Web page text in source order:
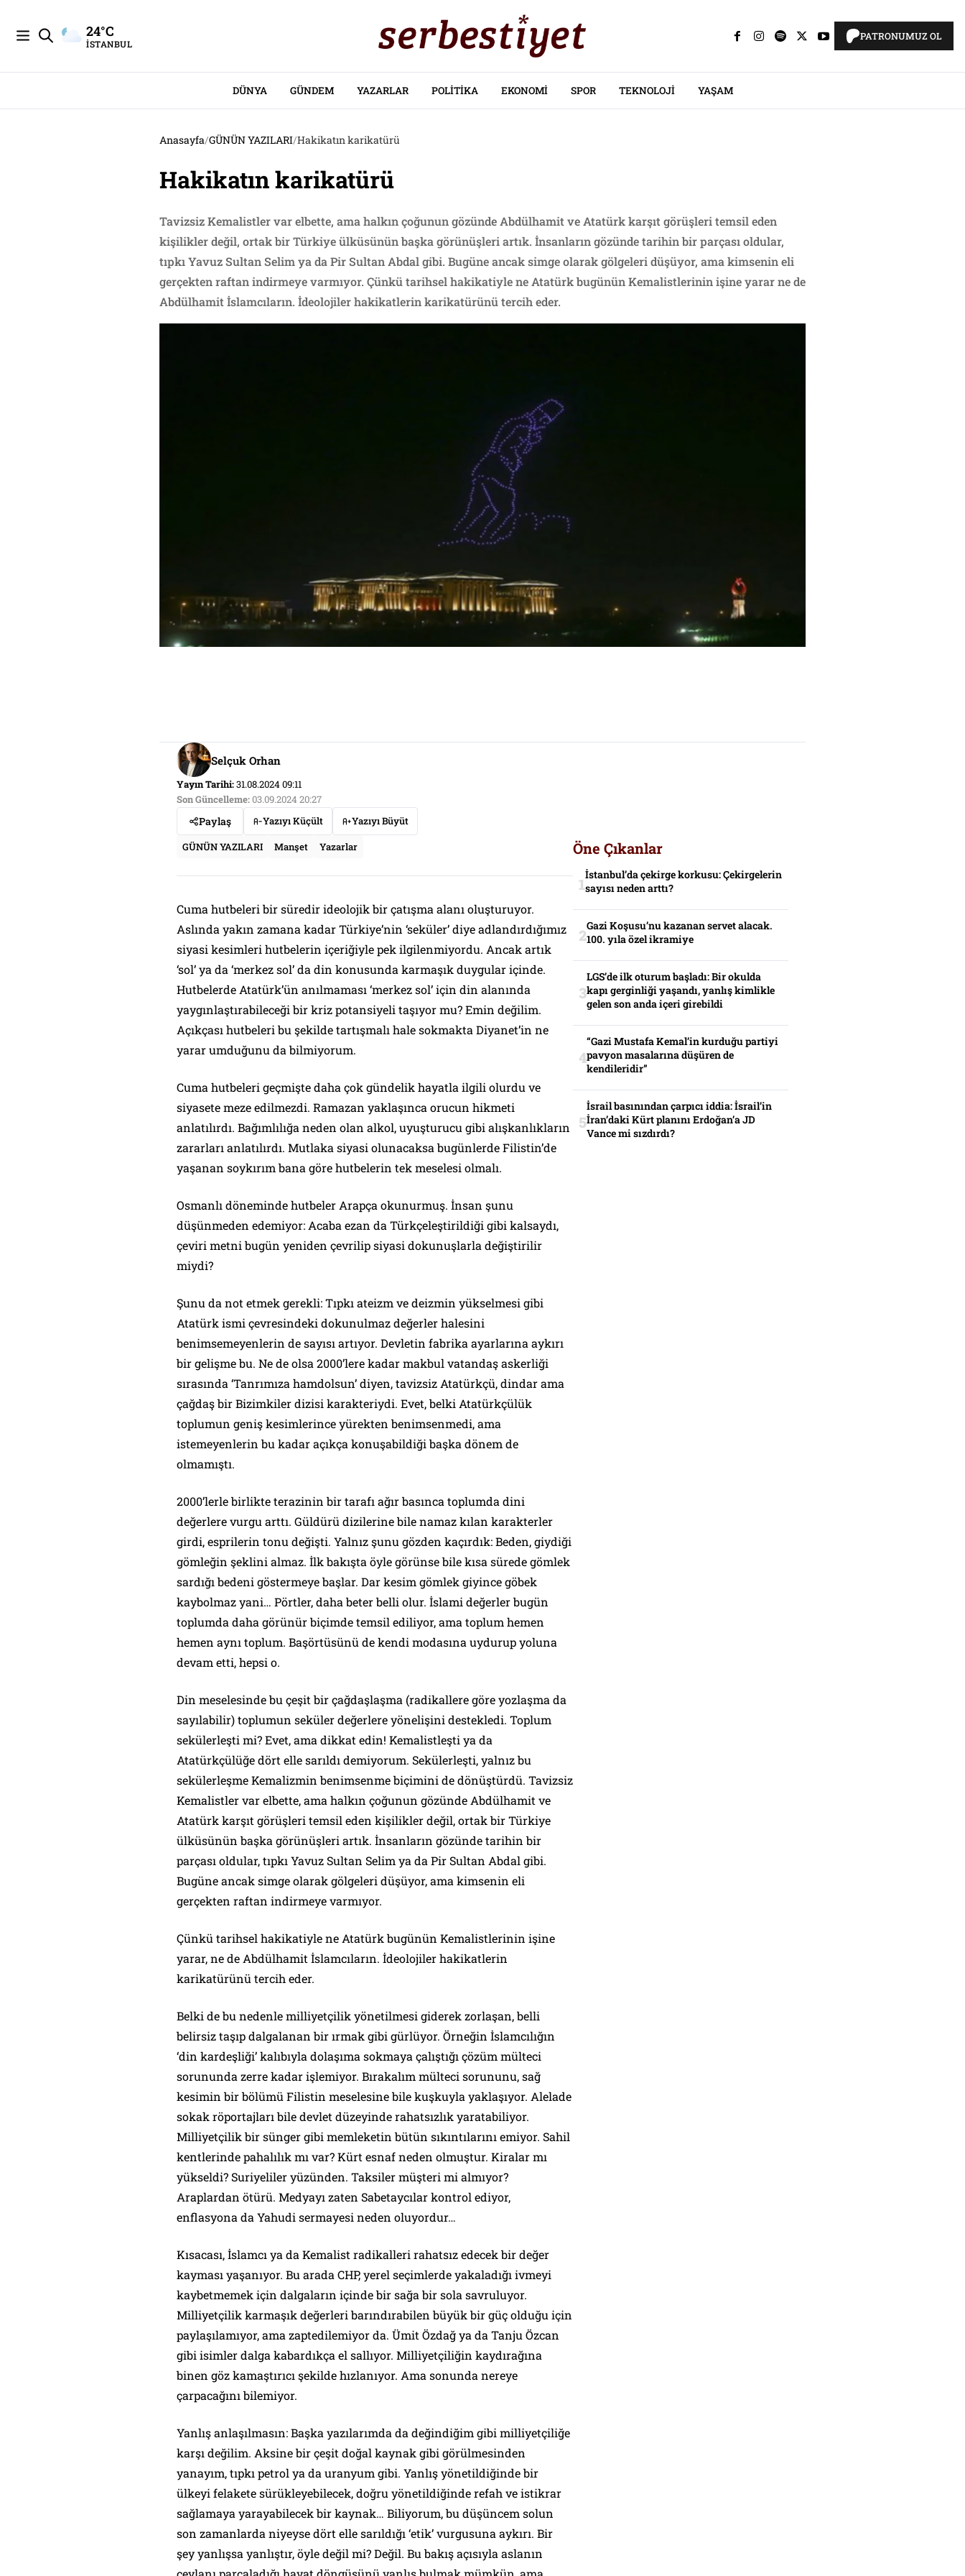
24°C
İSTANBUL
PATRONUMUZ OL
DÜNYA GÜNDEM YAZARLAR POLITIKA EKONOMI SPOR TEKNOLOJI YAŞAM
Anasayfa/GÜNÜN YAZILARI/Hakikatın karikatürü
Hakikatın karikatürü
Tavizsiz Kemalistler var elbette, ama halkın çoğunun gözünde Abdülhamit ve Atatürk karşıt görüşleri temsil eden
kişilikler değil, ortak bir Türkiye ülküsünün başka görünüşleri artık. İnsanların gözünde tarihin bir parçası oldular,
tıpkı Yavuz Sultan Selim ya da Pir Sultan Abdal gibi. Bugüne ancak simge olarak gölgeleri düşüyor, ama kimsenin eli
gerçekten raftan indirmeye varmıyor. Çünkü tarihsel hakikatiyle ne Atatürk bugünün Kemalistlerinin işine yarar ne de
Abdülhamit İslamcıların. İdeolojiler hakikatlerin karikatürünü tercih eder.
Selçuk Orhan
Yayın Tarihi:31.08.2024 09:11
Son Güncelleme:03.09.2024 20:27
Paylaş Yazıyı Küçült
Yazıyı Büyüt
GÜNÜN YAZILARI
Manşet Yazarlar
Cuma hutbeleri bir süredir ideolojik bir çatışma alanı oluşturuyor.
Aslında yakın zamana kadar Türkiye’nin ‘seküler’ diye adlandırdığımız
siyasi kesimleri hutbelerin içeriğiyle pek ilgilenmiyordu. Ancak artık
‘sol’ ya da ‘merkez sol’ da din konusunda karmaşık duygular içinde.
Hutbelerde Atatürk’ün anılmaması ‘merkez sol’ için din alanında
yaygınlaştırabileceği bir kriz potansiyeli taşıyor mu? Emin değilim.
Açıkçası hutbeleri bu şekilde tartışmalı hale sokmakta Diyanet’in ne
yarar umduğunu da bilmiyorum.
Cuma hutbeleri geçmişte daha çok gündelik hayatla ilgili olurdu ve
siyasete meze edilmezdi. Ramazan yaklaşınca orucun hikmeti
anlatılırdı. Bağımlılığa neden olan alkol, uyuşturucu gibi alışkanlıkların
zararları anlatılırdı. Mutlaka siyasi olunacaksa bugünlerde Filistin’de
yaşanan soykırım bana göre hutbelerin tek meselesi olmalı.
Osmanlı döneminde hutbeler Arapça okunurmuş. İnsan şunu
düşünmeden edemiyor: Acaba ezan da Türkçeleştirildiği gibi kalsaydı,
çeviri metni bugün yeniden çevrilip siyasi dokunuşlarla değiştirilir
miydi?
Şunu da not etmek gerekli: Tıpkı ateizm ve deizmin yükselmesi gibi
Atatürk ismi çevresindeki dokunulmaz değerler halesini
benimsemeyenlerin de sayısı artıyor. Devletin fabrika ayarlarına aykırı
bir gelişme bu. Ne de olsa 2000’lere kadar makbul vatandaş askerliği
sırasında ‘Tanrımıza hamdolsun’ diyen, tavizsiz Atatürkçü, dindar ama
çağdaş bir Bizimkiler dizisi karakteriydi. Evet, belki Atatürkçülük
toplumun geniş kesimlerince yürekten benimsenmedi, ama
istemeyenlerin bu kadar açıkça konuşabildiği başka dönem de
olmamıştı.
2000’lerle birlikte terazinin bir tarafı ağır basınca toplumda dini
değerlere vurgu arttı. Güldürü dizilerine bile namaz kılan karakterler
girdi, esprilerin tonu değişti. Yalnız şunu gözden kaçırdık: Beden, giydiği
gömleğin şeklini almaz. İlk bakışta öyle görünse bile kısa sürede gömlek
sardığı bedeni göstermeye başlar. Dar kesim gömlek giyince göbek
kaybolmaz yani… Pörtler, daha beter belli olur. İslami değerler bugün
toplumda daha görünür biçimde temsil ediliyor, ama toplum hemen
hemen aynı toplum. Başörtüsünü de kendi modasına uydurup yoluna
devam etti, hepsi o.
Din meselesinde bu çeşit bir çağdaşlaşma (radikallere göre yozlaşma da
sayılabilir) toplumun seküler değerlere yönelişini destekledi. Toplum
sekülerleşti mi? Evet, ama dikkat edin! Kemalistleşti ya da
Atatürkçülüğe dört elle sarıldı demiyorum. Sekülerleşti, yalnız bu
sekülerleşme Kemalizmin benimsenme biçimini de dönüştürdü. Tavizsiz
Kemalistler var elbette, ama halkın çoğunun gözünde Abdülhamit ve
Atatürk karşıt görüşleri temsil eden kişilikler değil, ortak bir Türkiye
ülküsünün başka görünüşleri artık. İnsanların gözünde tarihin bir
parçası oldular, tıpkı Yavuz Sultan Selim ya da Pir Sultan Abdal gibi.
Bugüne ancak simge olarak gölgeleri düşüyor, ama kimsenin eli
gerçekten raftan indirmeye varmıyor.
Çünkü tarihsel hakikatiyle ne Atatürk bugünün Kemalistlerinin işine
yarar, ne de Abdülhamit İslamcıların. İdeolojiler hakikatlerin
karikatürünü tercih eder.
Belki de bu nedenle milliyetçilik yönetilmesi giderek zorlaşan, belli
belirsiz taşıp dalgalanan bir ırmak gibi gürlüyor. Örneğin İslamcılığın
‘din kardeşliği’ kalıbıyla dolaşıma sokmaya çalıştığı çözüm mülteci
sorununda zerre kadar işlemiyor. Bırakalım mülteci sorununu, sağ
kesimin bir bölümü Filistin meselesine bile kuşkuyla yaklaşıyor. Alelade
sokak röportajları bile devlet düzeyinde rahatsızlık yaratabiliyor.
Milliyetçilik bir sünger gibi memleketin bütün sıkıntılarını emiyor. Sahil
kentlerinde pahalılık mı var? Kürt esnaf neden olmuştur. Kiralar mı
yükseldi? Suriyeliler yüzünden. Taksiler müşteri mi almıyor?
Araplardan ötürü. Medyayı zaten Sabetaycılar kontrol ediyor,
enflasyona da Yahudi sermayesi neden oluyordur…
Kısacası, İslamcı ya da Kemalist radikalleri rahatsız edecek bir değer
kayması yaşanıyor. Bu arada CHP, yerel seçimlerde yakaladığı ivmeyi
kaybetmemek için dalgaların içinde bir sağa bir sola savruluyor.
Milliyetçilik karmaşık değerleri barındırabilen büyük bir güç olduğu için
paylaşılamıyor, ama zaptedilemiyor da. Ümit Özdağ ya da Tanju Özcan
gibi isimler dalga kabardıkça el sallıyor. Milliyetçiliğin kaydırağına
binen göz kamaştırıcı şekilde hızlanıyor. Ama sonunda nereye
çarpacağını bilemiyor.
Yanlış anlaşılmasın: Başka yazılarımda da değindiğim gibi milliyetçiliğe
karşı değilim. Aksine bir çeşit doğal kaynak gibi görülmesinden
yanayım, tıpkı petrol ya da uranyum gibi. Yanlış yönetildiğinde bir
ülkeyi felakete sürükleyebilecek, doğru yönetildiğinde refah ve istikrar
sağlamaya yarayabilecek bir kaynak… Biliyorum, bu düşüncem solun
son zamanlarda niyeyse dört elle sarıldığı ‘etik’ vurgusuna aykırı. Bir
şey yanlışsa yanlıştır, öyle değil mi? Değil. Bu bakış açısıyla aslanın
Öne Çıkanlar
İstanbul’da çekirge korkusu: Çekirgelerin
sayısı neden arttı?
Gazi Koşusu’nu kazanan servet alacak.
100. yıla özel ikramiye
LGS’de ilk oturum başladı: Bir okulda
kapı gerginliği yaşandı, yanlış kimlikle
gelen son anda içeri girebildi
“Gazi Mustafa Kemal’in kurduğu partiyi
pavyon masalarına düşüren de
kendileridir”
İsrail basınından çarpıcı iddia: İsrail’in
İran’daki Kürt planını Erdoğan’a JD
Vance mi sızdırdı?